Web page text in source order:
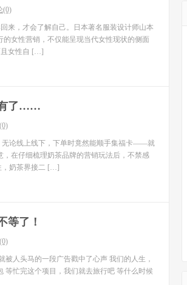
(0)
来，才会了解自己。日本著名服装设计师山本
女性营销，不仅能呈现当代女性现状的侧面
女性自 […]
有了……
无论线上线下，下单时竟然能顺手集福卡——就
在仔细梳理奶茶品牌的营销玩法后，不禁感
，奶茶界接二 […]
等了！
人头马的一段广告戳中了心声 我们的人生，
等忙完这个项目，我们就去旅行吧 等什么时候